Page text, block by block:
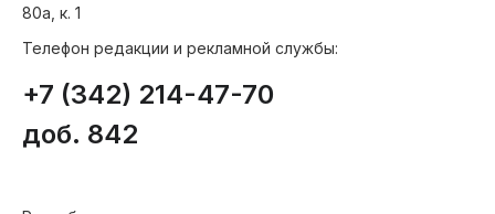
80а, к. 1
Телефон редакции и рекламной службы:
+7 (342) 214-47-70
доб. 842